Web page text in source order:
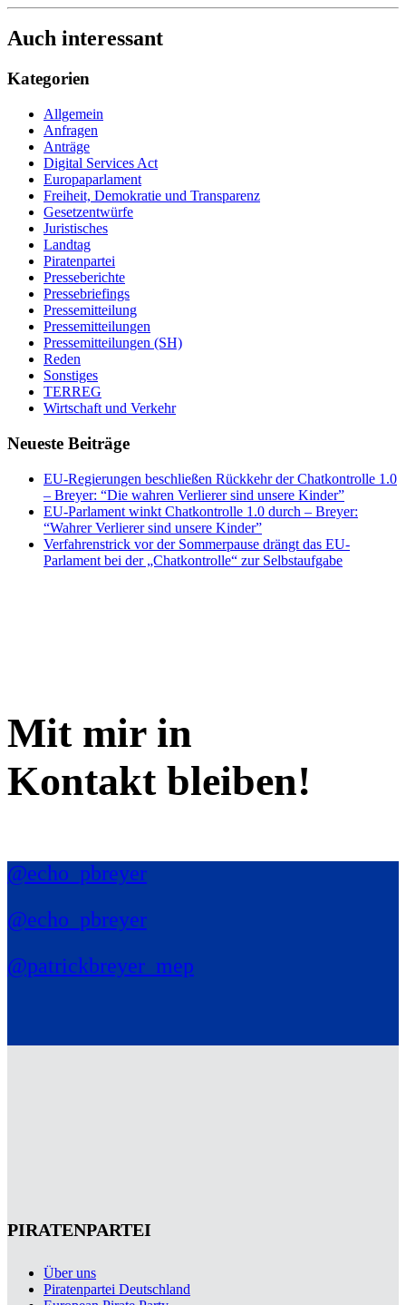
Auch interessant
Kategorien
Allgemein
Anfragen
Anträge
Digital Services Act
Europaparlament
Freiheit, Demokratie und Transparenz
Gesetzentwürfe
Juristisches
Landtag
Piratenpartei
Presseberichte
Pressebriefings
Pressemitteilung
Pressemitteilungen
Pressemitteilungen (SH)
Reden
Sonstiges
TERREG
Wirtschaft und Verkehr
Neueste Beiträge
EU-Regierungen beschließen Rückkehr der Chatkontrolle 1.0
– Breyer: “Die wahren Verlierer sind unsere Kinder”
EU-Parlament winkt Chatkontrolle 1.0 durch – Breyer:
“Wahrer Verlierer sind unsere Kinder”
Verfahrenstrick vor der Sommerpause drängt das EU-
Parlament bei der „Chatkontrolle“ zur Selbstaufgabe
Mit mir in
Kontakt bleiben!
@echo_pbreyer
@echo_pbreyer
@patrickbreyer_mep
PIRATENPARTEI
Über uns
Piratenpartei Deutschland